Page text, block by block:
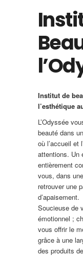
Institut de
l’esthétique
L’Odyssée
beauté dans
où l’accueil et
attentions. Un
entièrement
vous, dans
retrouver une
d’apaisement.
Soucieuse de
émotionnel ;
vous offrir le
grâce à une
des produits